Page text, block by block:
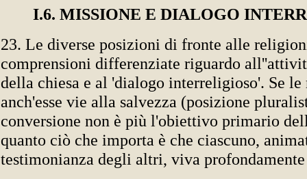
I.6. MISSIONE E DIALOGO
23. Le diverse posizioni di fronte alle
comprensioni differenziate riguardo
della chiesa e al 'dialogo interreligioso'. Se
anch'esse vie alla salvezza (posizione
conversione non è più l'obiettivo primario
quanto ciò che importa è che ciascuno,
testimonianza degli altri, viva